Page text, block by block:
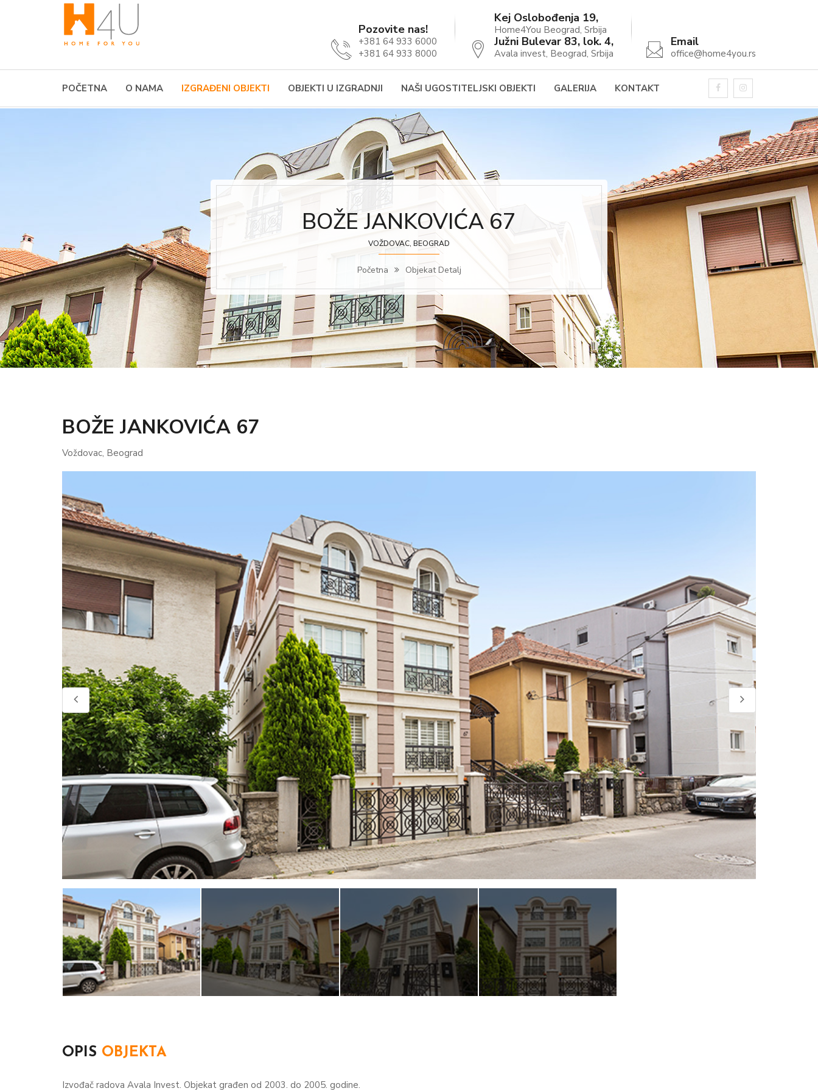
Pozovite nas!
+381 64 933 6000
+381 64 933 8000
Kej Oslobođenja 19,
Home4You Beograd, Srbija
Južni Bulevar 83, lok. 4,
Avala invest, Beograd, Srbija
Email
office@home4you.rs
POČETNA O NAMA IZGRAĐENI OBJEKTI OBJEKTI U IZGRADNJI NAŠI UGOSTITELJSKI OBJEKTI GALERIJA KONTAKT
BOŽE JANKOVIĆA 67
VOŽDOVAC, BEOGRAD
Početna Objekat Detalj
BOŽE JANKOVIĆA 67
Voždovac, Beograd
OPIS OBJEKTA
Izvođač radova Avala Invest. Objekat građen od 2003. do 2005. godine.